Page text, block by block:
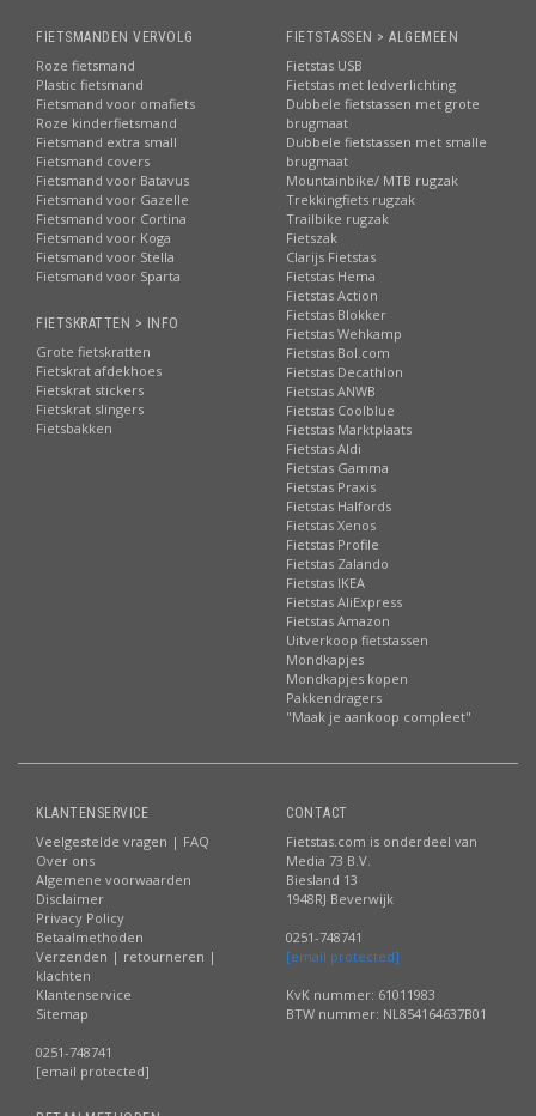
FIETSMANDEN VERVOLG
Roze fietsmand
Plastic fietsmand
Fietsmand voor omafiets
Roze kinderfietsmand
Fietsmand extra small
Fietsmand covers
Fietsmand voor Batavus
Fietsmand voor Gazelle
Fietsmand voor Cortina
Fietsmand voor Koga
Fietsmand voor Stella
Fietsmand voor Sparta
FIETSKRATTEN > INFO
Grote fietskratten
Fietskrat afdekhoes
Fietskrat stickers
Fietskrat slingers
Fietsbakken
FIETSTASSEN > ALGEMEEN
Fietstas USB
Fietstas met ledverlichting
Dubbele fietstassen met grote
brugmaat
Dubbele fietstassen met smalle
brugmaat
Mountainbike/ MTB rugzak
Trekkingfiets rugzak
Trailbike rugzak
Fietszak
Clarijs Fietstas
Fietstas Hema
Fietstas Action
Fietstas Blokker
Fietstas Wehkamp
Fietstas Bol.com
Fietstas Decathlon
Fietstas ANWB
Fietstas Coolblue
Fietstas Marktplaats
Fietstas Aldi
Fietstas Gamma
Fietstas Praxis
Fietstas Halfords
Fietstas Xenos
Fietstas Profile
Fietstas Zalando
Fietstas IKEA
Fietstas AliExpress
Fietstas Amazon
Uitverkoop fietstassen
Mondkapjes
Mondkapjes kopen
Pakkendragers
"Maak je aankoop compleet"
KLANTENSERVICE
Veelgestelde vragen | FAQ
Over ons
Algemene voorwaarden
Disclaimer
Privacy Policy
Betaalmethoden
Verzenden | retourneren |
klachten
Klantenservice
Sitemap
0251-748741
[email protected]
CONTACT
Fietstas.com is onderdeel van
Media 73 B.V.
Biesland 13
1948RJ Beverwijk
0251-748741
[email protected]
KvK nummer: 61011983
BTW nummer: NL854164637B01